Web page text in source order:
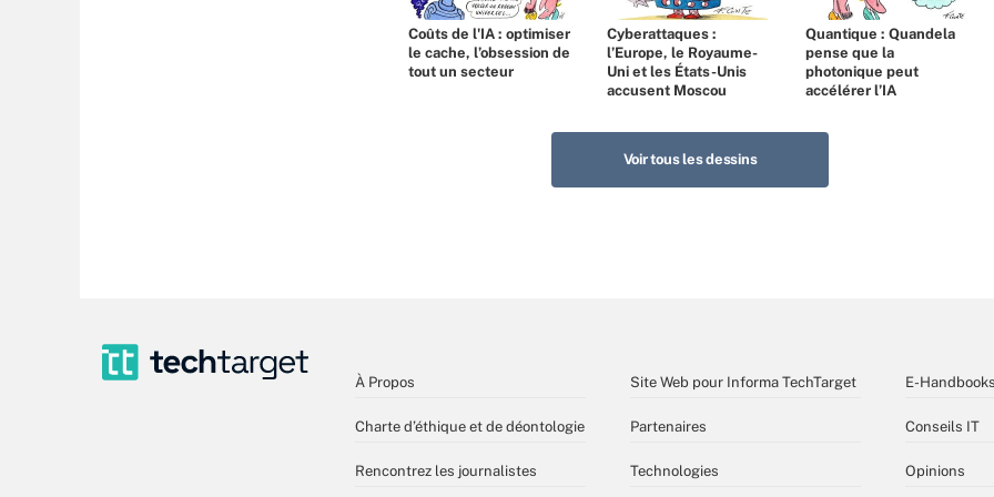
Coûts de l'IA : optimiser
le cache, l’obsession de
tout un secteur
Cyberattaques :
l’Europe, le Royaume-
Uni et les États-Unis
accusent Moscou
Quantique : Quandela
pense que la
photonique peut
accélérer l’IA
Voir tous les dessins
À Propos
Charte d’éthique et de déontologie
Rencontrez les journalistes
Site Web pour Informa TechTarget
Partenaires
Technologies
E-
Conseils IT
Opinions